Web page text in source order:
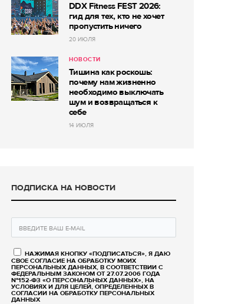
DDX Fitness FEST 2026:
гид для тех, кто не хочет
пропустить ничего
20 ИЮЛЯ
НОВОСТИ
Тишина как роскошь:
почему нам жизненно
необходимо выключать
шум и возвращаться к
себе
14 ИЮЛЯ
ПОДПИСКА НА НОВОСТИ
НАЖИМАЯ КНОПКУ «ПОДПИСАТЬСЯ», Я ДАЮ
СВОЕ СОГЛАСИЕ НА ОБРАБОТКУ МОИХ
ПЕРСОНАЛЬНЫХ ДАННЫХ, В СООТВЕТСТВИИ С
ФЕДЕРАЛЬНЫМ ЗАКОНОМ ОТ 27.07.2006 ГОДА
№152-ФЗ «О ПЕРСОНАЛЬНЫХ ДАННЫХ», НА
УСЛОВИЯХ И ДЛЯ ЦЕЛЕЙ, ОПРЕДЕЛЕННЫХ В
СОГЛАСИИ НА ОБРАБОТКУ ПЕРСОНАЛЬНЫХ
ДАННЫХ